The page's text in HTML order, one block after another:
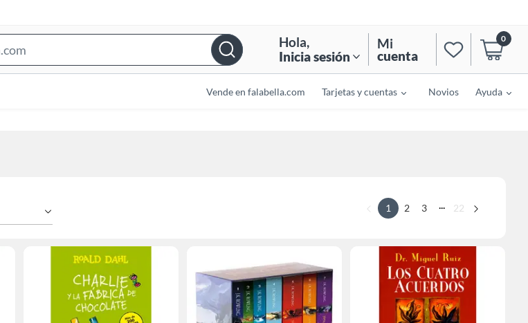
Bar
Hola,
Inicia sesión
Mi
cuenta
0
Vende en falabella.com Tarjetas y cuentas Novios Ayuda
1 2 3 ... 22